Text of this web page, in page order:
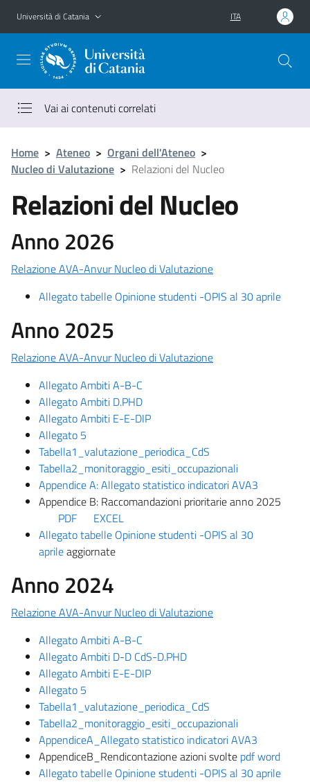
Vai al contenuto principale
Vai al menu di navigazione
Università di Catania ITA
Vai ai contenuti correlati
Home > Ateneo > Organi dell'Ateneo >
Nucleo di Valutazione > Relazioni del Nucleo
Relazioni del Nucleo
Anno 2026
Relazione AVA-Anvur Nucleo di Valutazione
Allegato tabelle Opinione studenti -OPIS al 30 aprile
Anno 2025
Relazione AVA-Anvur Nucleo di Valutazione
Allegato Ambiti A-B-C
Allegato Ambiti D.PHD
Allegato Ambiti E-E-DIP
Allegato 5
Tabella1_valutazione_periodica_CdS
Tabella2_monitoraggio_esiti_occupazionali
Appendice A: Allegato statistico indicatori AVA3
Appendice B: Raccomandazioni prioritarie anno 2025
PDF
EXCEL
Allegato tabelle Opinione studenti -OPIS al 30
aprileaggiornate
Anno 2024
Relazione AVA-Anvur Nucleo di Valutazione
Allegato Ambiti A-B-C
Allegato Ambiti D-D CdS-D.PHD
Allegato Ambiti E-E-DIP
Allegato 5
Tabella1_valutazione_periodica_CdS
Tabella2_monitoraggio_esiti_occupazionali
AppendiceA_Allegato statistico indicatori AVA3
AppendiceB_Rendicontazione azioni svolte pdfword
Allegato tabelle Opinione studenti -OPIS al 30 aprile